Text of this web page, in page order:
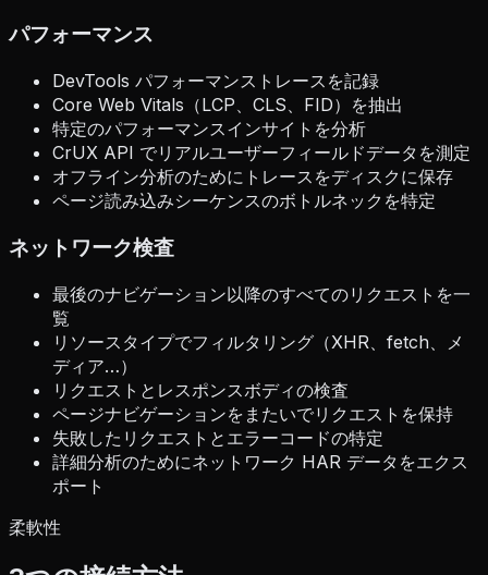
パフォーマンス
DevTools パフォーマンストレースを記録
Core Web Vitals（LCP、CLS、FID）を抽出
特定のパフォーマンスインサイトを分析
CrUX API でリアルユーザーフィールドデータを測定
オフライン分析のためにトレースをディスクに保存
ページ読み込みシーケンスのボトルネックを特定
ネットワーク検査
最後のナビゲーション以降のすべてのリクエストを一
覧
リソースタイプでフィルタリング（XHR、fetch、メ
ディア…）
リクエストとレスポンスボディの検査
ページナビゲーションをまたいでリクエストを保持
失敗したリクエストとエラーコードの特定
詳細分析のためにネットワーク HAR データをエクス
ポート
柔軟性